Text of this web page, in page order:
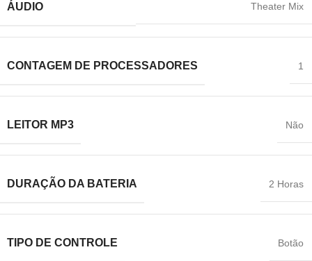
ÁUDIO Theater Mix
CONTAGEM DE PROCESSADORES 1
LEITOR MP3 Não
DURAÇÃO DA BATERIA 2 Horas
TIPO DE CONTROLE Botão